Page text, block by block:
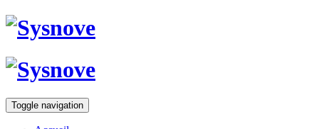
Toggle navigation